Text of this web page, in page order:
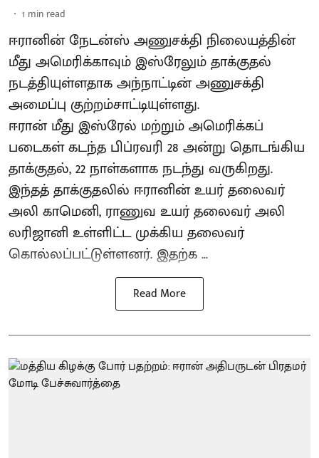
1 min read
ஈரானின் நேடன்ஸ் அணுசக்தி நிலையத்தின்
மீது அமெரிக்காவும் இஸ்ரேலும் தாக்குதல்
நடத்தியுள்ளதாக அந்நாட்டின் அணுசக்தி
அமைப்பு குற்றம்சாட்டியுள்ளது.
ஈரான் மீது இஸ்ரேல் மற்றும் அமெரிக்கப்
படைகள் கடந்த பிப்ரவரி 28 அன்று தொடங்கிய
தாக்குதல், 22 நாள்களாக நடந்து வருகிறது.
இந்தத் தாக்குதலில் ஈரானின் உயர் தலைவர்
அலி காமெனி, ராணுவ உயர் தலைவர் அலி
லரிஜானி உள்ளிட்ட முக்கிய தலைவர்
கொல்லப்பட்டுள்ளனர். இதற்க ...
Read More